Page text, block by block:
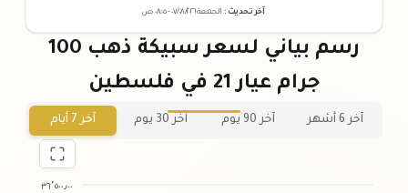
آخر تحديث : الجمعة ٠٧ /٠٨/٢٠٢٦ - ٠٨:٠٥ ص
رسم بياني لسعر سبيكة ذهب 100
جرام عيار 21 في فلسطين
آخر 6 أشهر آخر 90 يوم آخر 30 يوم آخر 7 أيام
٣٦٬٥٠٠٫٠٠